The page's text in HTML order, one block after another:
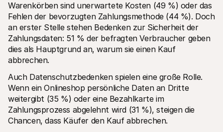
Warenkörben sind unerwartete Kosten (49 %) oder das
Fehlen der bevorzugten Zahlungsmethode (44 %). Doch
an erster Stelle stehen Bedenken zur Sicherheit der
Zahlungsdaten: 51 % der befragten Verbraucher geben
dies als Hauptgrund an, warum sie einen Kauf
abbrechen.
Auch Datenschutzbedenken spielen eine große Rolle.
Wenn ein Onlineshop persönliche Daten an Dritte
weitergibt (35 %) oder eine Bezahlkarte im
Zahlungsprozess abgelehnt wird (31 %), steigen die
Chancen, dass Käufer den Kauf abbrechen.